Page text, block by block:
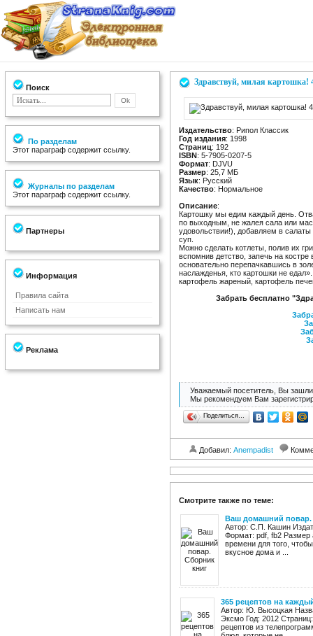
Поиск
По разделам
Этот параграф содержит ссылку.
Журналы по разделам
Этот параграф содержит ссылку.
Партнеры
Информация
Правила сайта
Написать нам
Реклама
Здравствуй, милая картошка!
Издательство: Рипол Классик
Год издания: 1998
Страниц: 192
ISBN: 5-7905-0207-5
Формат: DJVU
Размер: 25,7 МБ
Язык: Русский
Качество: Нормальное
Описание:
Картошку мы едим каждый день.
по выходным, не жалея сала или
удовольствии!), добавляем в
суп.
Можно сделать котлеты, полив их
вспомнив детство, запечь на
основательно перепачкавшись в
наслажденья, кто картошки не
картофель жареный, картофель
Забрать бесплатно
Уважаемый посетитель, Вы зашли
Мы рекомендуем Вам
Поделиться…
Добавил: Anempadist
Смотрите также по теме:
Ваш домашний повар.
Автор: С.П. Кашин
Формат: pdf, fb2 Размер
времени для того,
вкусное дома и ...
365 рецептов на
Автор: Ю. Высоцкая
Эксмо Год: 2012
рецептов из